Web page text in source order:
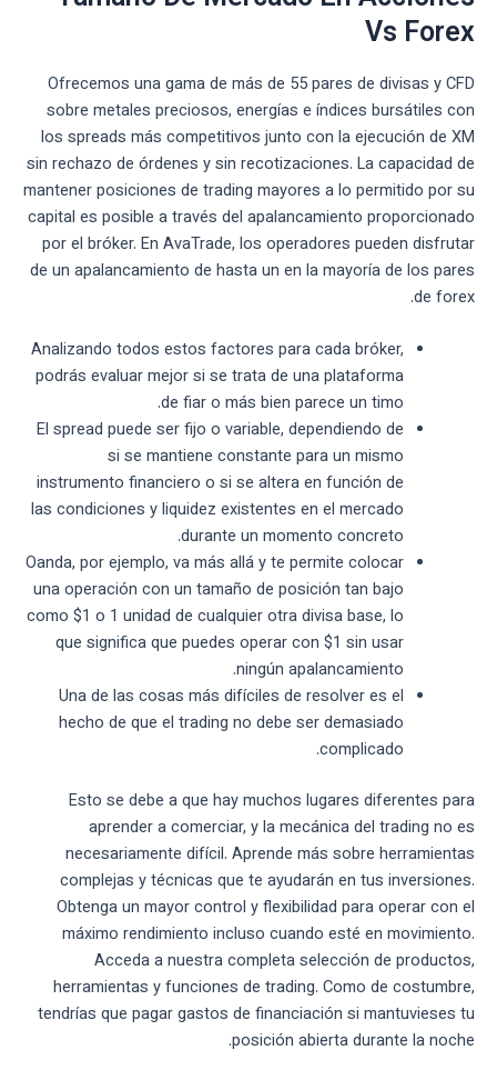
Vs Forex
Ofrecemos una gama de más de 55 pares de divisas y CFD
sobre metales preciosos, energías e índices bursátiles con
los spreads más competitivos junto con la ejecución de XM
sin rechazo de órdenes y sin recotizaciones. La capacidad de
mantener posiciones de trading mayores a lo permitido por su
capital es posible a través del apalancamiento proporcionado
por el bróker. En AvaTrade, los operadores pueden disfrutar
de un apalancamiento de hasta un en la mayoría de los pares
de forex.
Analizando todos estos factores para cada bróker,
podrás evaluar mejor si se trata de una plataforma
de fiar o más bien parece un timo.
El spread puede ser fijo o variable, dependiendo de
si se mantiene constante para un mismo
instrumento financiero o si se altera en función de
las condiciones y liquidez existentes en el mercado
durante un momento concreto.
Oanda, por ejemplo, va más allá y te permite colocar
una operación con un tamaño de posición tan bajo
como $1 o 1 unidad de cualquier otra divisa base, lo
que significa que puedes operar con $1 sin usar
ningún apalancamiento.
Una de las cosas más difíciles de resolver es el
hecho de que el trading no debe ser demasiado
complicado.
Esto se debe a que hay muchos lugares diferentes para
aprender a comerciar, y la mecánica del trading no es
necesariamente difícil. Aprende más sobre herramientas
complejas y técnicas que te ayudarán en tus inversiones.
Obtenga un mayor control y flexibilidad para operar con el
máximo rendimiento incluso cuando esté en movimiento.
Acceda a nuestra completa selección de productos,
herramientas y funciones de trading. Como de costumbre,
tendrías que pagar gastos de financiación si mantuvieses tu
posición abierta durante la noche.